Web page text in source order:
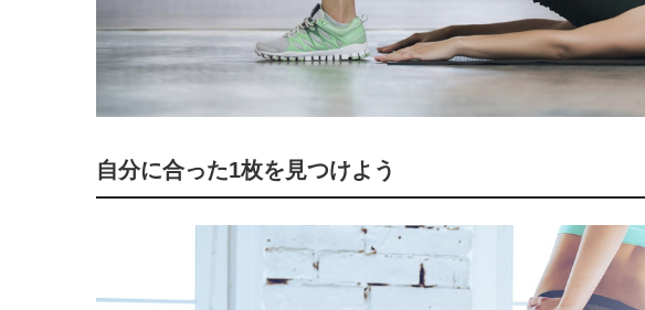
自分に合った1枚を見つけよう